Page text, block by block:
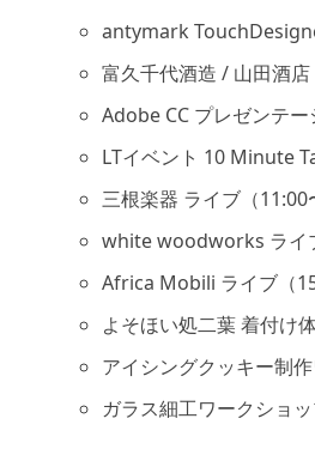
antymark
富久千代酒造 / 山田酒
Adobe CC プレゼンテー
LTイベント 10 Minute
三根楽器 ライブ（11:00
white woodworks ライ
Africa Mobili ライブ（
よそほい処二葉 着付け
アイシングクッキー制
ガラス細工ワークショッ